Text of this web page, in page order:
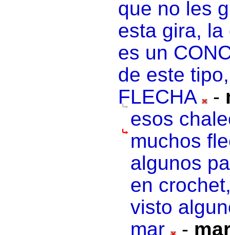
que no les
esta gira,
es un
de este
FLECHA
-
esos
muchos
algunos
en
visto
mar
-